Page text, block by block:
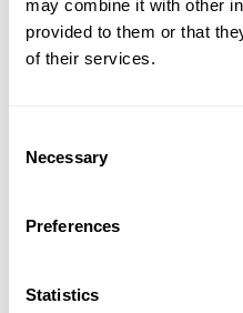
may combine it with other
provided to them or that
of their services.
Selection
Necessary
Preferences
Statistics
Prodotti Simili
Altri prodotti di